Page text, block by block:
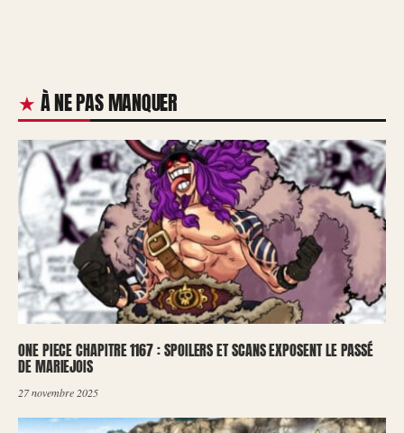
À NE PAS MANQUER
ONE PIECE CHAPITRE 1167 : SPOILERS ET SCANS EXPOSENT LE PASSÉ
DE MARIEJOIS
27 novembre 2025